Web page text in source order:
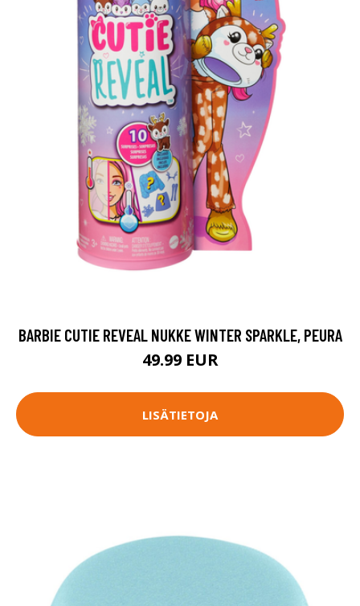
BARBIE CUTIE REVEAL NUKKE WINTER SPARKLE, PEURA
49.99 EUR
LISÄTIETOJA